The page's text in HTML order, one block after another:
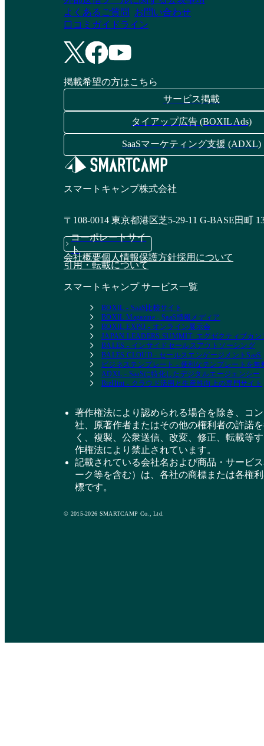
よくあるご質問
お問い合わせ
口コミガイドライン
掲載希望の方はこちら
サービス掲載
タイアップ広告 (BOXIL Ads)
SaaSマーケティング支援 (ADXL)
スマートキャンプ株式会社
〒108-0014 東京都港区芝5-29-11 G-BASE田町
コーポレートサイ
ト
会社概要個人情報保護方針採用について
引用・転載について
スマートキャンプ サービス一覧
BOXIL - SaaS比較サイト
BOXIL Magazine - SaaS情報メディア
BOXIL EXPO - オンライン展示会
JAPAN LEADERS SUMMIT- エグゼクティブカン
BALES - インサイドセールスアウトソーシング
BALES CLOUD - セールスエンゲージメントSaaS
ビジネステンプレート - 便利なテンプレートを無
ADXL - SaaSに特化したデジタルエージェンシー
BizHint - クラウド活用と生産性向上の専門サイト
著作権法により認められる場合を除き、コ
社、原著作者またはその他の権利者の許諾
く、複製、公衆送信、改変、修正、転載等
作権法により禁止されています。
記載されている会社名および商品・サービ
ーク等を含む）は、各社の商標または各権
標です。
© 2015-2026 SMARTCAMP Co., Ltd.